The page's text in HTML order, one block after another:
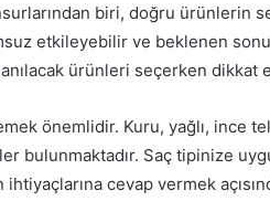
biri, doğru ürünlerin
etkileyebilir ve beklenen
ürünleri seçerken dikkat
önemlidir. Kuru, yağlı, ince
bulunmaktadır. Saç tipinize
ihtiyaçlarına cevap vermek